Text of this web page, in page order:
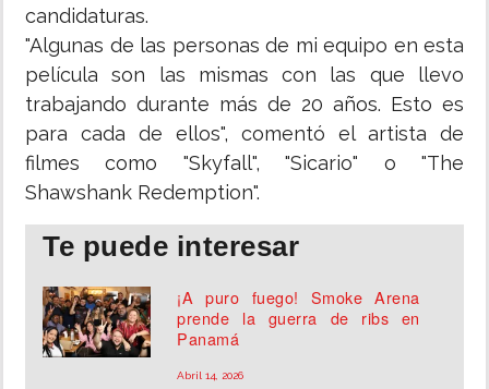
candidaturas.
"Algunas de las personas de mi equipo en esta
película son las mismas con las que llevo
trabajando durante más de 20 años. Esto es
para cada de ellos", comentó el artista de
filmes como "Skyfall", "Sicario" o "The
Shawshank Redemption".
Te puede interesar
¡A puro fuego! Smoke Arena
prende la guerra de ribs en
Panamá
Abril 14, 2026